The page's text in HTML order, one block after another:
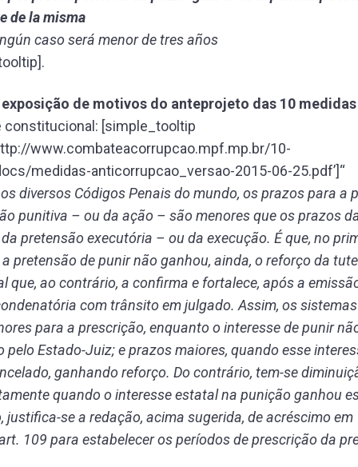
de la misma
caso será menor de tres años
exposição de motivos do anteprojeto das 10
constitucional: [simple_tooltip
www.combateacorrupcao.mpf.mp.br/10-
medidas-anticorrupcao_versao-2015-06-25.pdf’]“
diversos Códigos Penais do mundo, os prazos para a
punitiva – ou da ação – são menores que os prazos
pretensão executória – ou da execução. É que, no
pretensão de punir não ganhou, ainda, o reforço da
que, ao contrário, a confirma e fortalece, após a
com trânsito em julgado. Assim, os
para a prescrição, enquanto o interesse de punir
pelo Estado-Juiz; e prazos maiores, quando esse
ganhando reforço. Do contrário, tem-se
quando o interesse estatal na punição ganhou
justifica-se a redação, acima sugerida, de acréscimo
109 para estabelecer os períodos de prescrição da